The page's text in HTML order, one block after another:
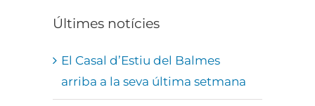
Últimes notícies
El Casal d’Estiu del Balmes
arriba a la seva última setmana